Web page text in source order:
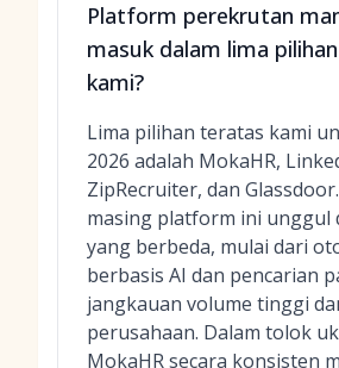
Platform perekrutan
masuk dalam lima
kami?
Lima pilihan teratas kami
2026 adalah MokaHR,
ZipRecruiter, dan
masing platform ini unggul
yang berbeda, mulai dari
berbasis AI dan pencarian
jangkauan volume tinggi
perusahaan. Dalam tolok
MokaHR secara konsisten